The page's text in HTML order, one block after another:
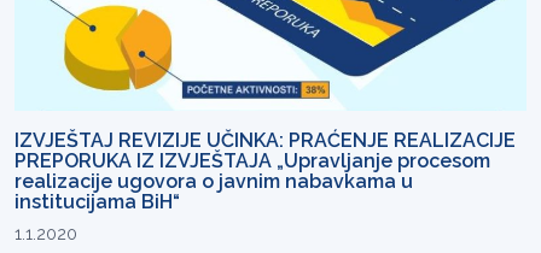
IZVJEŠTAJ REVIZIJE UČINKA: PRAĆENJE REALIZACIJE
PREPORUKA IZ IZVJEŠTAJA „Upravljanje procesom
realizacije ugovora o javnim nabavkama u
institucijama BiH“
1.1.2020